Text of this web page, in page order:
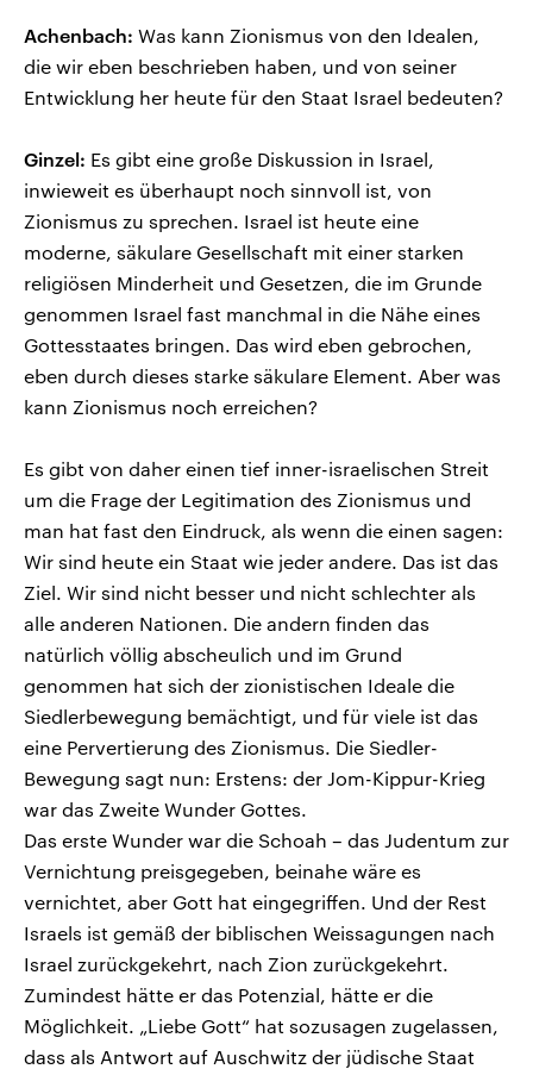
Achenbach: Was kann Zionismus von den Idealen,
die wir eben beschrieben haben, und von seiner
Entwicklung her heute für den Staat Israel bedeuten?
Ginzel: Es gibt eine große Diskussion in Israel,
inwieweit es überhaupt noch sinnvoll ist, von
Zionismus zu sprechen. Israel ist heute eine
moderne, säkulare Gesellschaft mit einer starken
religiösen Minderheit und Gesetzen, die im Grunde
genommen Israel fast manchmal in die Nähe eines
Gottesstaates bringen. Das wird eben gebrochen,
eben durch dieses starke säkulare Element. Aber was
kann Zionismus noch erreichen?
Es gibt von daher einen tief inner-israelischen Streit
um die Frage der Legitimation des Zionismus und
man hat fast den Eindruck, als wenn die einen sagen:
Wir sind heute ein Staat wie jeder andere. Das ist das
Ziel. Wir sind nicht besser und nicht schlechter als
alle anderen Nationen. Die andern finden das
natürlich völlig abscheulich und im Grund
genommen hat sich der zionistischen Ideale die
Siedlerbewegung bemächtigt, und für viele ist das
eine Pervertierung des Zionismus. Die Siedler-
Bewegung sagt nun: Erstens: der Jom-Kippur-Krieg
war das Zweite Wunder Gottes.
Das erste Wunder war die Schoah – das Judentum zur
Vernichtung preisgegeben, beinahe wäre es
vernichtet, aber Gott hat eingegriffen. Und der Rest
Israels ist gemäß der biblischen Weissagungen nach
Israel zurückgekehrt, nach Zion zurückgekehrt.
Zumindest hätte er das Potenzial, hätte er die
Möglichkeit. „Liebe Gott“ hat sozusagen zugelassen,
dass als Antwort auf Auschwitz der jüdische Staat